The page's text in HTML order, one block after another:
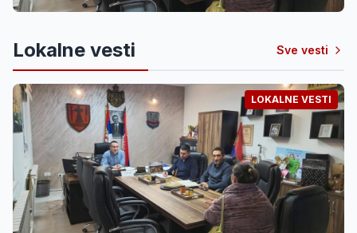
Lokalne vesti Sve vesti
LOKALNE VESTI